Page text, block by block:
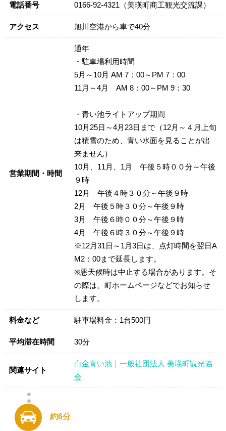
電話番号 0166-92-4321（美瑛町商工観光交流課）
アクセス 旭川空港から車で40分
営業期間・時間
通年
・駐車場利用時間
5月～10月 AM 7：00～PM 7：00
11月～4月 AM 8：00～PM 9：30
・青い池ライトアップ期間
10月25日～4月23日まで（12月～４月上旬
は積雪のため、青い水面を見ることが出
来ません）
10月、11月、1月 午後５時００分～午後
９時
12月 午後４時３０分～午後９時
2月 午後５時３０分～午後９時
3月 午後６時００分～午後９時
4月 午後６時３０分～午後９時
※12月31日～1月3日は、点灯時間を翌日A
M2：00まで延長します。
※悪天候時は中止する場合があります。そ
の際は、町ホームページなどでお知らせ
します。
料金など 駐車場料金：1台500円
平均滞在時間 30分
関連サイト
白金青い池｜一般社団法人 美瑛町観光協
会
約6分